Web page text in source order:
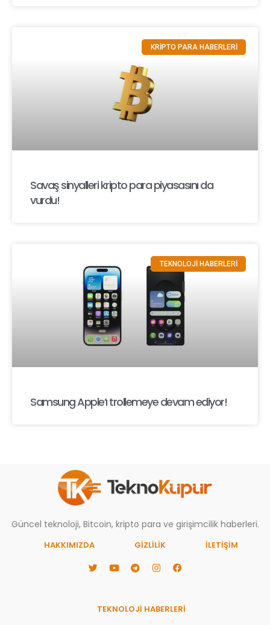
KRİPTO PARA HABERLERİ
Savaş sinyalleri kripto para piyasasını da
vurdu!
TEKNOLOJİ HABERLERİ
Samsung Apple’ı trollemeye devam ediyor!
Güncel teknoloji, Bitcoin, kripto para ve girişimcilik haberleri.
HAKKIMIZDA GIZLILIK İLETİŞİM
TEKNOLOJİ HABERLERİ